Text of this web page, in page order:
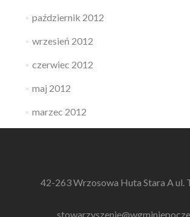
październik 2012
wrzesień 2012
czerwiec 2012
maj 2012
marzec 2012
42-263 Wrzosowa Huta Stara A ul.